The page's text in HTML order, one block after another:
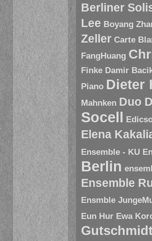
Berliner
Lee Boyang
Zeller Carte
FangHuang
Finke Damir
Piano Dieter
Mahnken Duo
Socell
Elena
Ensemble - KU
Berlin
Ensemble
Ensmble
Eun Hur Ewa